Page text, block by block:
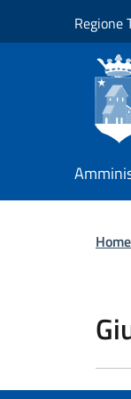
Regione
Home